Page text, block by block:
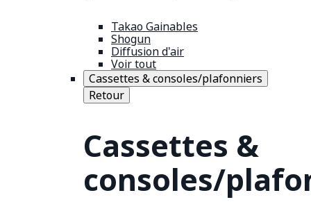
Takao Gainables
Shogun
Diffusion d'air
Voir tout
Cassettes & consoles/plafonniers
Retour
Cassettes &
consoles/